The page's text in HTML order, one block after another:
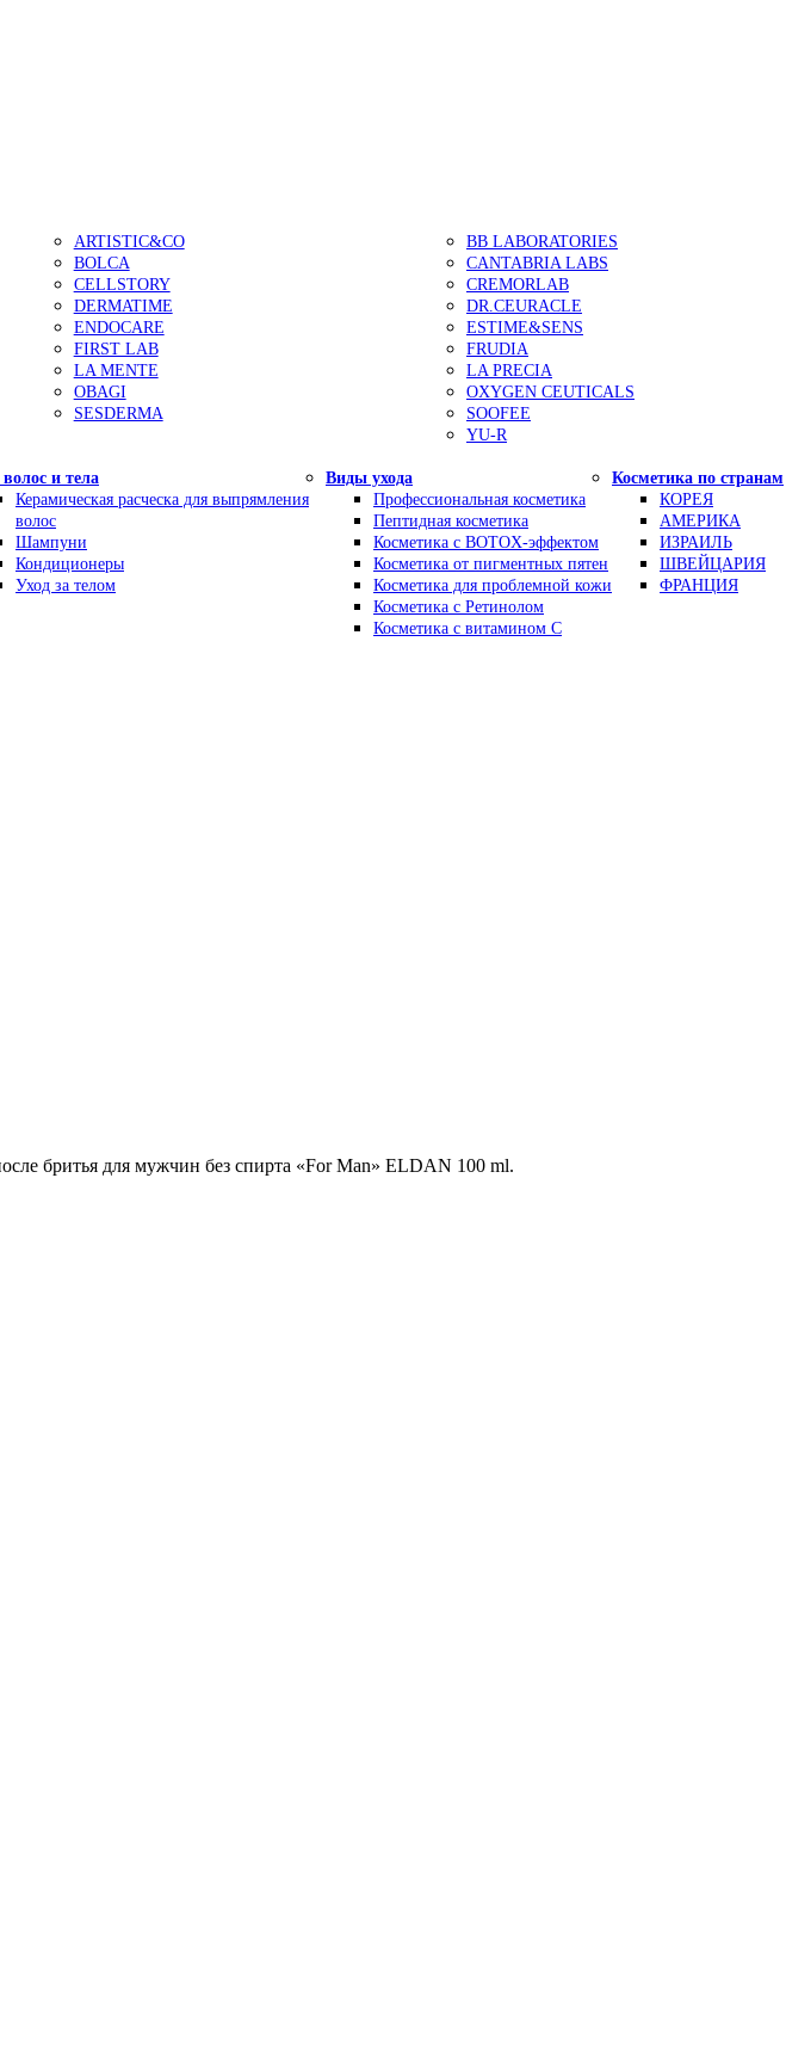
ARTISTIC&CO
BB LABORATORIES
BOLCA
CANTABRIA LABS
CELLSTORY
CREMORLAB
DERMATIME
DR.CEURACLE
ENDOCARE
ESTIME&SENS
FIRST LAB
FRUDIA
LA MENTE
LA PRECIA
OBAGI
OXYGEN CEUTICALS
SESDERMA
SOOFEE
YU-R
и тела
Керамическая расческа для выпрямления
волос
Шампуни
Кондиционеры
Уход за телом
Виды ухода
Профессиональная косметика
Пептидная косметика
Косметика с BOTOX-эффектом
Косметика от пигментных пятен
Косметика для проблемной кожи
Косметика с Ретинолом
Косметика с витамином С
Косметика по странам
КОРЕЯ
АМЕРИКА
ИЗРАИЛЬ
ШВЕЙЦАРИЯ
ФРАНЦИЯ
бритья для мужчин без спирта «For Man» ELDAN 100 ml.